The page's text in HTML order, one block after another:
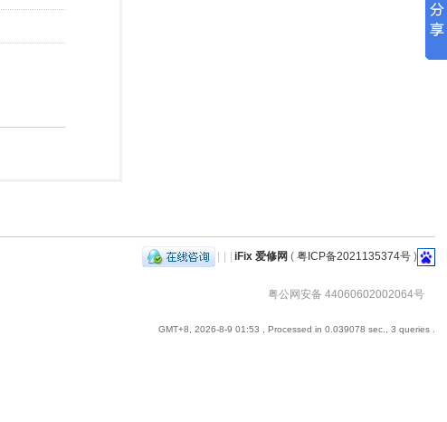
| | | iFix 爱修网 ( 粤ICP备2021135374号)
粤公网安备 44060602002064号
GMT+8, 2026-8-9 01:53 , Processed in 0.039078 sec., 3 queries .